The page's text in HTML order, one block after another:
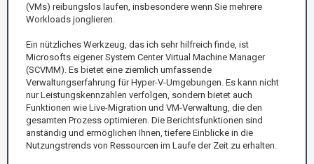
(VMs) reibungslos laufen, insbesondere wenn Sie mehrere
Workloads jonglieren.
Ein nützliches Werkzeug, das ich sehr hilfreich finde, ist
Microsofts eigener System Center Virtual Machine Manager
(SCVMM). Es bietet eine ziemlich umfassende
Verwaltungserfahrung für Hyper-V-Umgebungen. Es kann nicht
nur Leistungskennzahlen verfolgen, sondern bietet auch
Funktionen wie Live-Migration und VM-Verwaltung, die den
gesamten Prozess optimieren. Die Berichtsfunktionen sind
anständig und ermöglichen Ihnen, tiefere Einblicke in die
Nutzungstrends von Ressourcen im Laufe der Zeit zu erhalten.